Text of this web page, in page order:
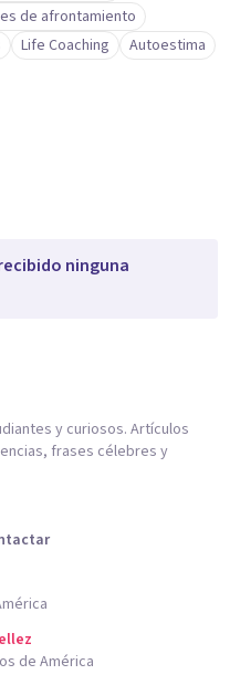
de afrontamiento
Life Coaching
Autoestima
ninguna
y curiosos. Artículos
frases célebres y
de América